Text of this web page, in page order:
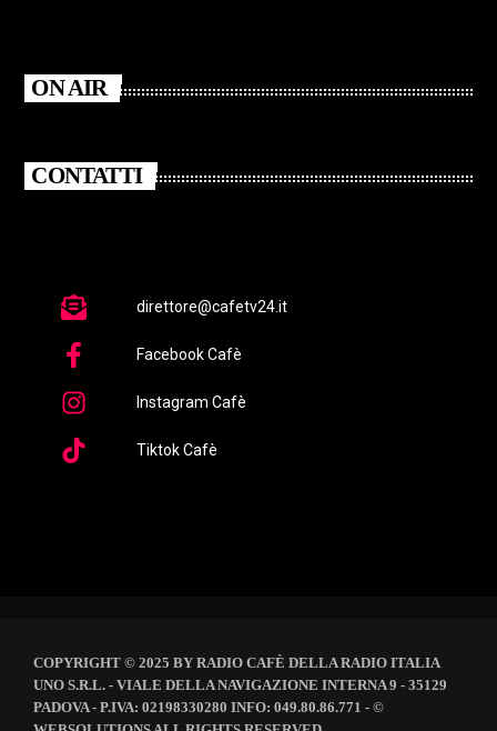
ON AIR
CONTATTI
direttore@cafetv24.it
Facebook Cafè
Instagram Cafè
Tiktok Cafè
COPYRIGHT © 2025 BY RADIO CAFÈ DELLA RADIO ITALIA
UNO S.R.L. - VIALE DELLA NAVIGAZIONE INTERNA 9 - 35129
PADOVA - P.IVA: 02198330280 INFO: 049.80.86.771 - ©